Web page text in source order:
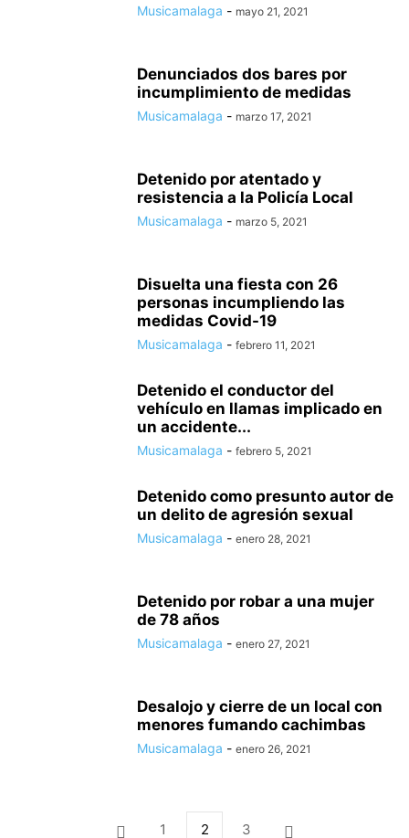
Musicamalaga - mayo 21, 2021
Denunciados dos bares por
incumplimiento de medidas
Musicamalaga - marzo 17, 2021
Detenido por atentado y
resistencia a la Policía Local
Musicamalaga - marzo 5, 2021
Disuelta una fiesta con 26
personas incumpliendo las
medidas Covid-19
Musicamalaga - febrero 11, 2021
Detenido el conductor del
vehículo en llamas implicado en
un accidente...
Musicamalaga - febrero 5, 2021
Detenido como presunto autor de
un delito de agresión sexual
Musicamalaga - enero 28, 2021
Detenido por robar a una mujer
de 78 años
Musicamalaga - enero 27, 2021
Desalojo y cierre de un local con
menores fumando cachimbas
Musicamalaga - enero 26, 2021
1 2 3